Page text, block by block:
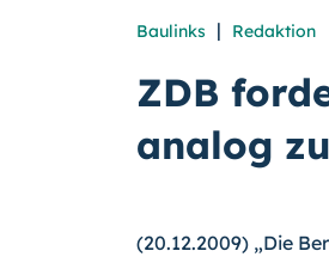
Baulinks | Redaktion
ZDB
analog
(20.12.2009) „Die